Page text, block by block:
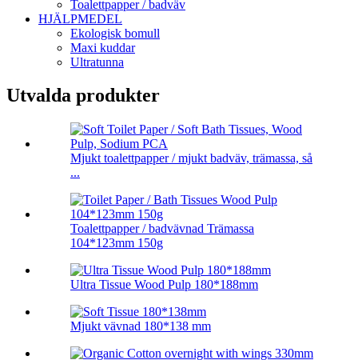
Toalettpapper / badväv
HJÄLPMEDEL
Ekologisk bomull
Maxi kuddar
Ultratunna
Utvalda produkter
Mjukt toalettpapper / mjukt badväv, trämassa, så
...
Toalettpapper / badvävnad Trämassa
104*123mm 150g
Ultra Tissue Wood Pulp 180*188mm
Mjukt vävnad 180*138 mm